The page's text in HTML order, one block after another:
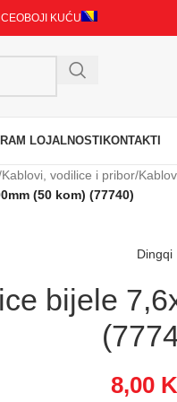
OBOJI KUĆU
LOJALNOSTI KONTAKTI
Kablovi, vodilice i pribor/
(50 kom) (77740)
Dingqi
bijele
8,00